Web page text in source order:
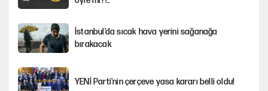
İstanbul’da sıcak hava yerini sağanağa
bırakacak
YENİ Parti'nin çerçeve yasa kararı belli oldu!